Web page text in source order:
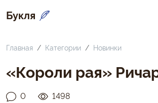
Букля
Главная Категории Новинки
«Короли рая»
0 1498